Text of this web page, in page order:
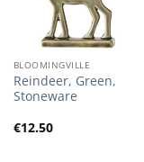
BLOOMINGVILLE
Reindeer, Green,
Stoneware
€12.50